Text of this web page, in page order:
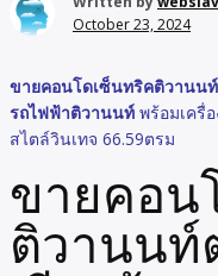
October 23, 2024
ขายคอนโดเซ็นทริคติวานนท์
รถไฟฟ้าติวานนท์ พร้อมเครื่
สไตล์วินเทจ 66.59ตรม
ขายคอน
ติวานนท์